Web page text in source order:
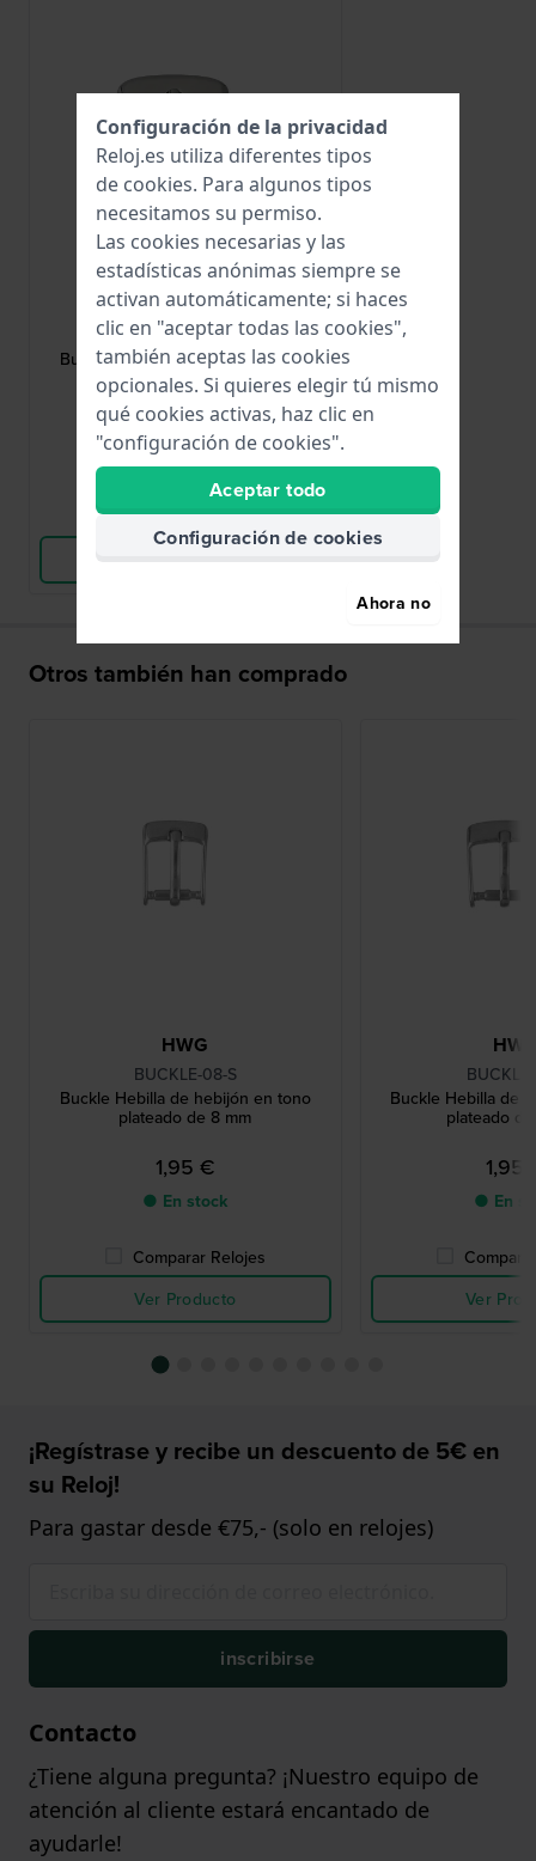
HWG
BUCKLE-16-S
Buckle Hebilla de hebijón en tono
plateado de 16 mm
1,95 €
● En stock
Comparar Relojes
Ver Producto
Otros también han comprado
HWG
BUCKLE-08-S
Buckle Hebilla de hebijón en tono
plateado de 8 mm
1,95 €
● En stock
Comparar Relojes
Ver Producto
Buckle Hebilla de
plateado
1,95
● En
Ver
¡Regístrase y recibe un descuento de 5€ en
su Reloj!
Para gastar desde €75,- (solo en relojes)
inscribirse
Contacto
¿Tiene alguna pregunta? ¡Nuestro equipo de
atención al cliente estará encantado de
ayudarle!
Configuración de la privacidad
Reloj.es utiliza diferentes tipos
de cookies. Para algunos tipos
necesitamos su permiso.
Las cookies necesarias y las
estadísticas anónimas siempre se
activan automáticamente; si haces
clic en "aceptar todas las cookies",
también aceptas las cookies
opcionales. Si quieres elegir tú mismo
qué cookies activas, haz clic en
"configuración de cookies".
Aceptar todo
Configuración de cookies
Ahora no